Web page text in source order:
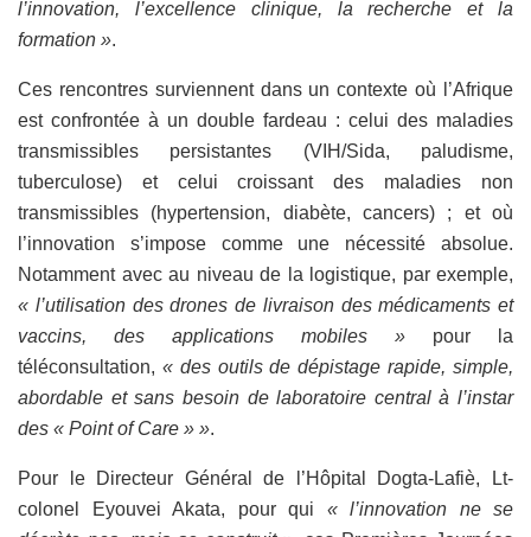
l’innovation, l’excellence clinique, la recherche et la
formation ».
Ces rencontres surviennent dans un contexte où l’Afrique
est confrontée à un double fardeau : celui des maladies
transmissibles persistantes (VIH/Sida, paludisme,
tuberculose) et celui croissant des maladies non
transmissibles (hypertension, diabète, cancers) ; et où
l’innovation s’impose comme une nécessité absolue.
Notamment avec au niveau de la logistique, par exemple,
« l’utilisation des drones de livraison des médicaments et
vaccins, des applications mobiles » pour la
téléconsultation, « des outils de dépistage rapide, simple,
abordable et sans besoin de laboratoire central à l’instar
des « Point of Care » ».
Pour le Directeur Général de l’Hôpital Dogta-Lafiè, Lt-
colonel Eyouvei Akata, pour qui « l’innovation ne se